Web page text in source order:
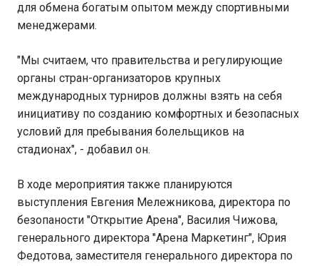
для обмена богатым опытом между спортивными
менеджерами.
"Мы считаем, что правительства и регулирующие
органы стран-организаторов крупных
международных турниров должны взять на себя
инициативу по созданию комфортных и безопасных
условий для пребывания болельщиков на
стадионах", - добавил он.
В ходе мероприятия также планируются
выступления Евгения Мележникова, директора по
безопаности "Открытие Арена", Василия Чижова,
генерального директора "Арена Маркетинг", Юрия
Федотова, заместителя генерального директора по